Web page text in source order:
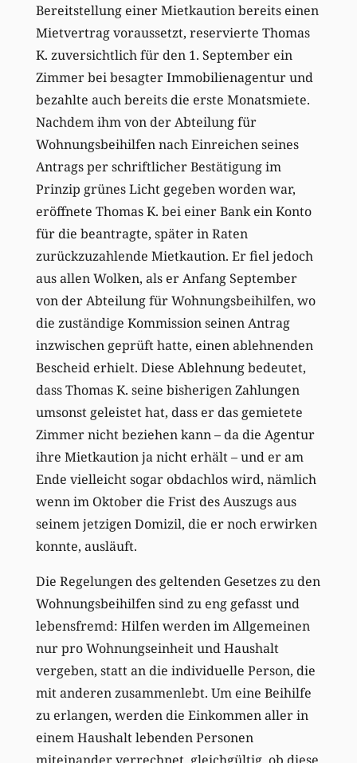
Bereitstellung einer Mietkaution bereits einen
Mietvertrag voraussetzt, reservierte Thomas
K. zuversichtlich für den 1. September ein
Zimmer bei besagter Immobilienagentur und
bezahlte auch bereits die erste Monatsmiete.
Nachdem ihm von der Abteilung für
Wohnungsbeihilfen nach Einreichen seines
Antrags per schriftlicher Bestätigung im
Prinzip grünes Licht gegeben worden war,
eröffnete Thomas K. bei einer Bank ein Konto
für die beantragte, später in Raten
zurückzuzahlende Mietkaution. Er fiel jedoch
aus allen Wolken, als er Anfang September
von der Abteilung für Wohnungsbeihilfen, wo
die zuständige Kommission seinen Antrag
inzwischen geprüft hatte, einen ablehnenden
Bescheid erhielt. Diese Ablehnung bedeutet,
dass Thomas K. seine bisherigen Zahlungen
umsonst geleistet hat, dass er das gemietete
Zimmer nicht beziehen kann – da die Agentur
ihre Mietkaution ja nicht erhält – und er am
Ende vielleicht sogar obdachlos wird, nämlich
wenn im Oktober die Frist des Auszugs aus
seinem jetzigen Domizil, die er noch erwirken
konnte, ausläuft.
Die Regelungen des geltenden Gesetzes zu den
Wohnungsbeihilfen sind zu eng gefasst und
lebensfremd: Hilfen werden im Allgemeinen
nur pro Wohnungseinheit und Haushalt
vergeben, statt an die individuelle Person, die
mit anderen zusammenlebt. Um eine Beihilfe
zu erlangen, werden die Einkommen aller in
einem Haushalt lebenden Personen